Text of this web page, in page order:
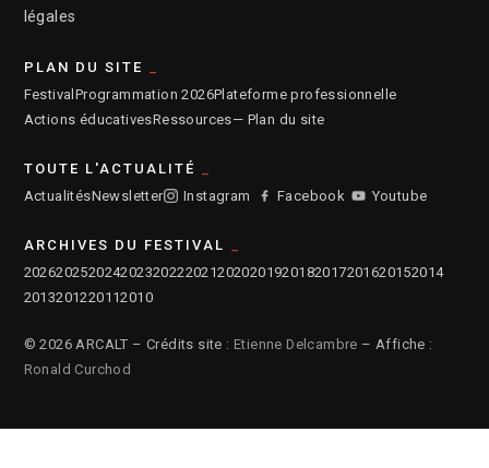
légales
PLAN DU SITE
Festival Programmation 2026Plateforme professionnelle
Actions éducativesRessources— Plan du site
TOUTE L'ACTUALITÉ
ActualitésNewsletter Instagram Facebook Youtube
ARCHIVES DU FESTIVAL
2026202520242023202220212020201920182017201620152014
2013201220112010
© 2026 ARCALT – Crédits site : Etienne Delcambre – Affiche :
Ronald Curchod